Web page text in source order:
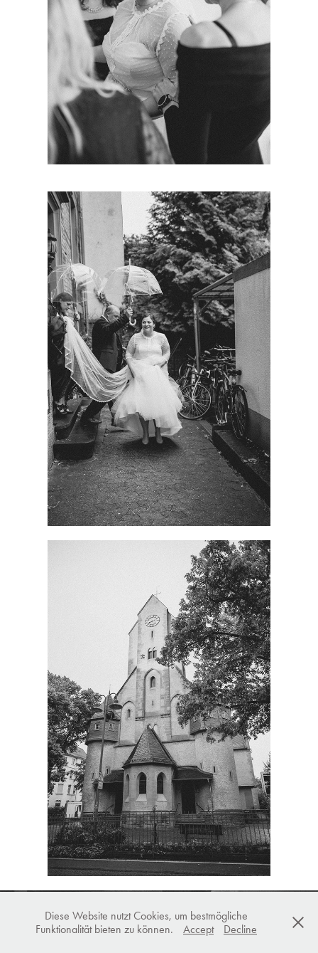
Diese Website nutzt Cookies, um bestmögliche
Funktionalität bieten zu können.
Accept Decline